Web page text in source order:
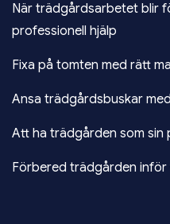
När trädgårdsarbetet blir
professionell hjälp
Fixa på tomten med rätt
Ansa trädgårdsbuskar
Att ha trädgården som sin
Förbered trädgården inför